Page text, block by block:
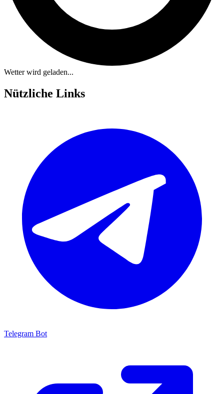
Wetter wird geladen...
Nützliche Links
Telegram Bot